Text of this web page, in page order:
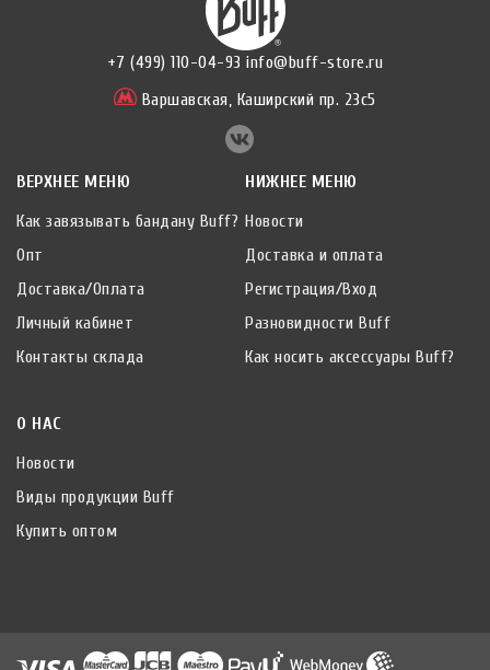
+7 (499) 110-04-93 info@buff-store.ru
Варшавская, Каширский пр. 23с5
ВЕРХНЕЕ МЕНЮ
Как завязывать бандану Buff?
Опт
Доставка/Оплата
Личный кабинет
Контакты склада
НИЖНЕЕ МЕНЮ
Новости
Доставка и оплата
Регистрация/Вход
Разновидности Buff
Как носить аксессуары Buff?
О НАС
Новости
Виды продукции Buff
Купить оптом